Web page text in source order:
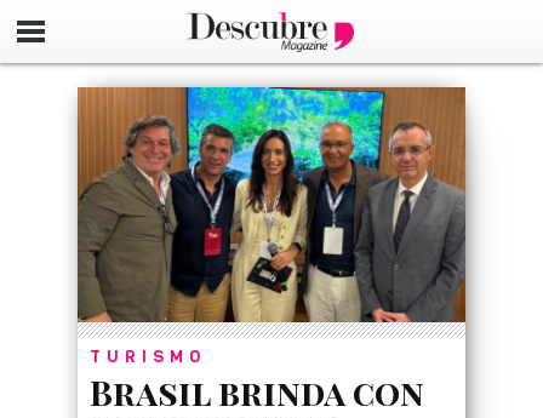
google-site-
TURISMO
Brasil brinda con